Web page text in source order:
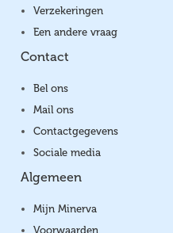
Verzekeringen
Een andere vraag
Contact
Bel ons
Mail ons
Contactgegevens
Sociale media
Algemeen
Mijn Minerva
Voorwaarden